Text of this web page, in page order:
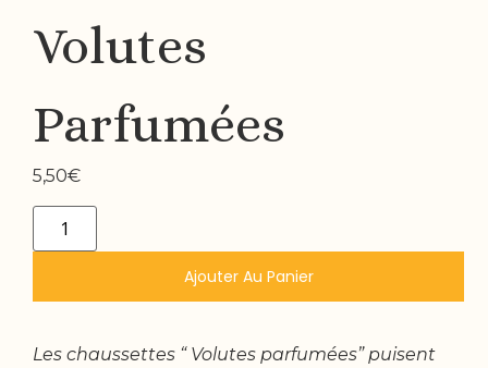
Volutes
Parfumées
5,50€
Ajouter Au Panier
Les chaussettes “ Volutes parfumées” puisent